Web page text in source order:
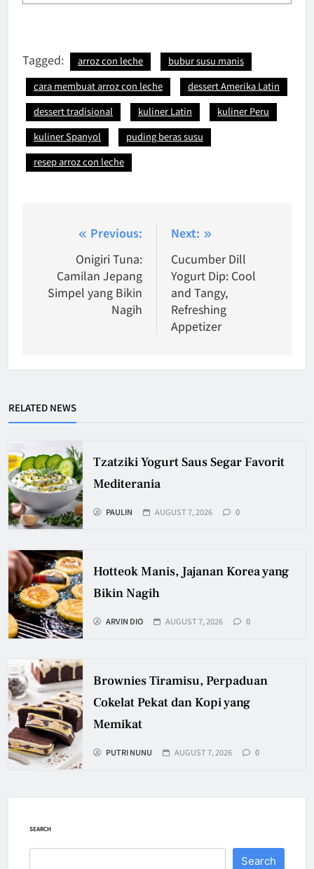
Tagged: arroz con leche
bubur susu manis
cara membuat arroz con leche
dessert Amerika Latin
dessert tradisional
kuliner Latin
kuliner Peru
kuliner Spanyol
puding beras susu
resep arroz con leche
navigation
Previous:
Onigiri Tuna:
Camilan Jepang
Simpel yang Bikin
Nagih
Next:
Cucumber Dill
Yogurt Dip: Cool
and Tangy,
Refreshing
Appetizer
RELATED NEWS
Tzatziki Yogurt Saus Segar Favorit
Mediterania
PAULIN AUGUST 7, 2026 0
Hotteok Manis, Jajanan Korea yang
Bikin Nagih
ARVIN DIO AUGUST 7, 2026 0
Brownies Tiramisu, Perpaduan
Cokelat Pekat dan Kopi yang
Memikat
PUTRI NUNU AUGUST 7, 2026 0
SEARCH
Search